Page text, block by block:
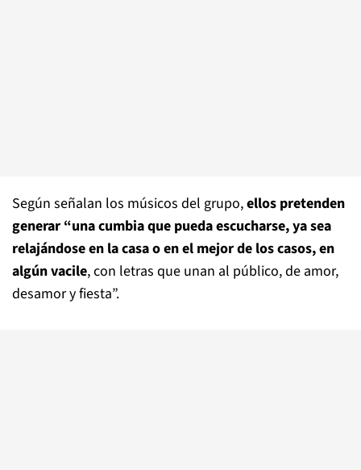
Según señalan los músicos del grupo,ellos pretenden
generar “una cumbia que pueda escucharse, ya sea
relajándose en la casa o en el mejor de los casos, en
algún vacile, con letras que unan al público, de amor,
desamor y fiesta”.